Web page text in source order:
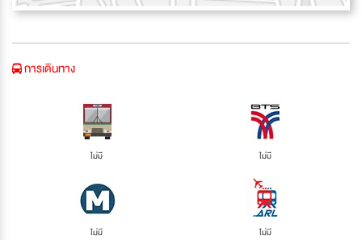
การเดินทาง
ไม่มี ไม่มี
ไม่มี ไม่มี